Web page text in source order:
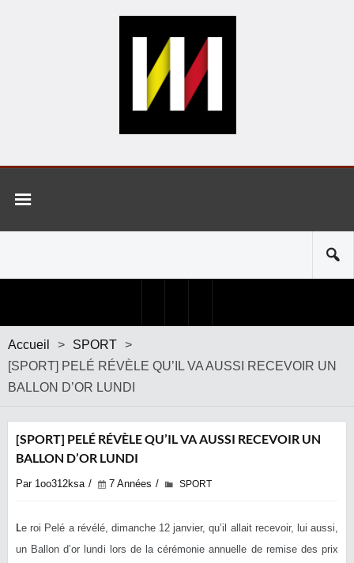
Accueil > SPORT >
[SPORT] PELÉ RÉVÈLE QU’IL VA AUSSI RECEVOIR UN
BALLON D’OR LUNDI
[SPORT] PELÉ RÉVÈLE QU’IL VA AUSSI RECEVOIR UN
BALLON D’OR LUNDI
Par 1oo312ksa 7 Années SPORT
Le roi Pelé a révélé, dimanche 12 janvier, qu’il allait recevoir, lui aussi,
un Ballon d’or lundi lors de la cérémonie annuelle de remise des prix